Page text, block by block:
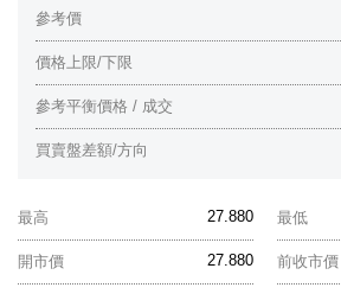
參考價
價格上限/下限
參考平衡價格 / 成交
買賣盤差額/方向
27.880
最高 最低
27.880
開市價 前收市價